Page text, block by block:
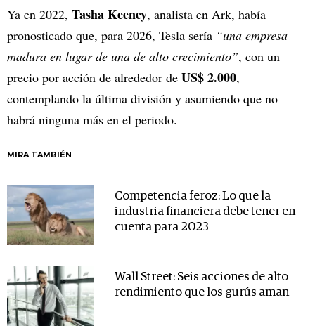
Ya en 2022, Tasha Keeney, analista en Ark, había
pronosticado que, para 2026, Tesla sería “una empresa
madura en lugar de una de alto crecimiento”, con un
precio por acción de alrededor de US$ 2.000,
contemplando la última división y asumiendo que no
habrá ninguna más en el periodo.
MIRA TAMBIÉN
Competencia feroz: Lo que la
industria financiera debe tener en
cuenta para 2023
Wall Street: Seis acciones de alto
rendimiento que los gurús aman